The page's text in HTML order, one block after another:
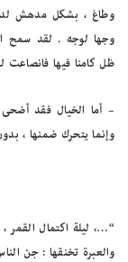
وطاغ ، بشكل مدهش
وجها لوجه . لقد سمح
ظل كامنا فيها فانصاعت
– أما الخيال فقد أضحى
وإنما يتحرك ضمنها ،
“…، ليلة اكتمال القمر
والعبرة تخنقها : جن